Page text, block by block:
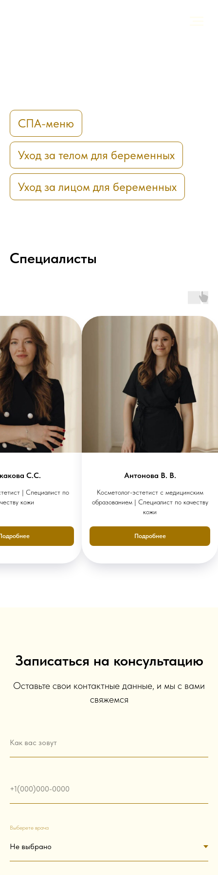
СПА-меню
Уход за телом для беременных
Уход за лицом для беременных
Специалисты
С.С.
| Специалист по
кожи
Антонова В. В.
Косметолог-эстетист с медицинским
образованием | Специалист по качеству
кожи
Подробнее
Записаться на консультацию
Оставьте свои контактные данные, и мы с вами
свяжемся
Как вас зовут
+1(000)000-0000
Выберете врача